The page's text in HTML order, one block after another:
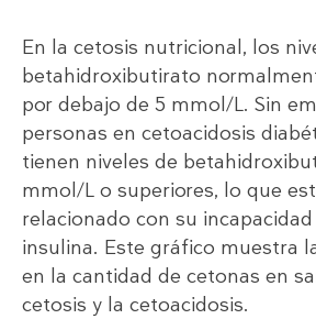
En la cetosis nutricional, los
betahidroxibutirato
por debajo de 5 mmol/L. Sin
personas en cetoacidosis
tienen niveles de
mmol/L o superiores, lo que
relacionado con su
insulina. Este gráfico muestra
en la cantidad de cetonas en
cetosis y la cetoacidosis.